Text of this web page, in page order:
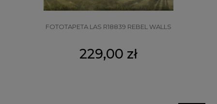
FOTOTAPETA LAS R18839 REBEL WALLS
229,00 zł